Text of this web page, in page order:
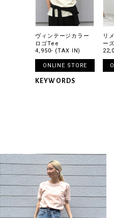
ヴィンテージカラー
ロゴTee
4,950- (TAX IN)
ONLINE STORE
リ
ー
KEYWORDS